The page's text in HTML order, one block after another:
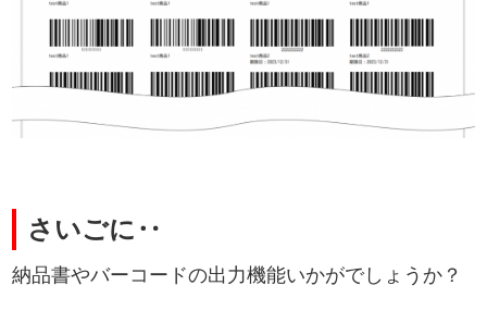
さいごに‥
納品書やバーコードの出力機能いかがでしょうか？